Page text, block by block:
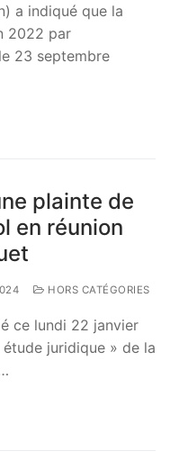
a indiqué que la
2022 par
23 septembre
plainte de
en réunion
HORS CATÉGORIES
ce lundi 22 janvier
juridique » de la